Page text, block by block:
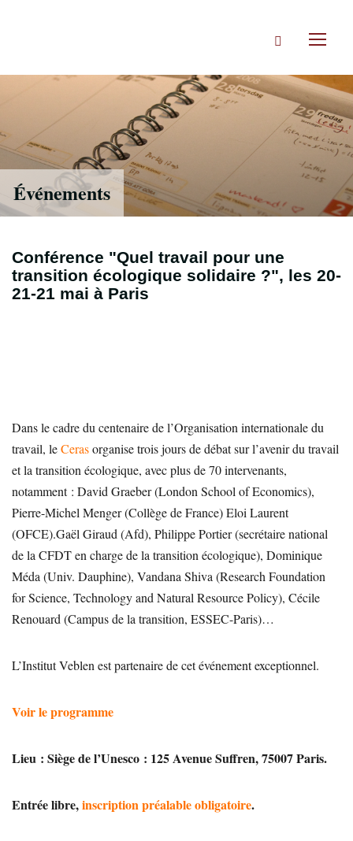
Rechercher
Événements
Conférence "Quel travail pour une
transition écologique solidaire ?", les 20-
21-21 mai à Paris
Dans le cadre du centenaire de l’Organisation internationale du
travail, leCerasorganise trois jours de débat sur l’avenir du travail
et la transition écologique, avec plus de 70 intervenants,
notamment : David Graeber (London School of Economics),
Pierre-Michel Menger (Collège de France) Eloi Laurent
(OFCE).Gaël Giraud (Afd), Philippe Portier (secrétaire national
de la CFDT en charge de la transition écologique), Dominique
Méda (Univ. Dauphine), Vandana Shiva (Research Foundation
for Science, Technology and Natural Resource Policy), Cécile
Renouard (Campus de la transition, ESSEC-Paris)…
L’Institut Veblen est partenaire de cet événement exceptionnel.
Voir le programme
Lieu : Siège de l’Unesco : 125 Avenue Suffren, 75007 Paris.
Entrée libre,inscription préalable obligatoire.